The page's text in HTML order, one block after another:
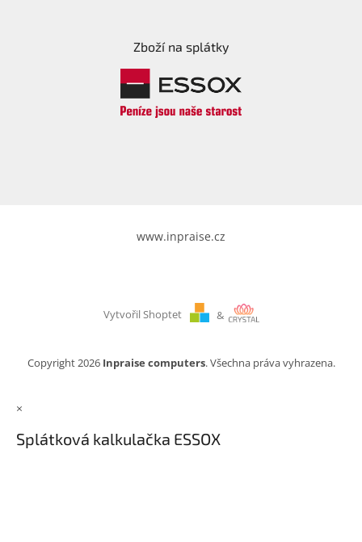
Zboží na splátky
www.inpraise.cz
Vytvořil Shoptet &
Copyright 2026 Inpraise computers. Všechna práva vyhrazena.
×
Splátková kalkulačka ESSOX